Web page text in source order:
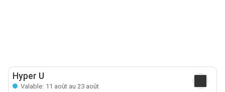
Hyper U
Valable: 11 août au 23 août